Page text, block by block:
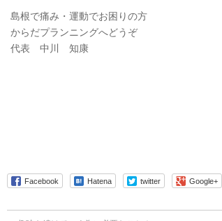
島根で痛み・運動でお困りの方
からだプランニングへどうぞ
代表 中川 知康
Facebook Hatena twitter Google+